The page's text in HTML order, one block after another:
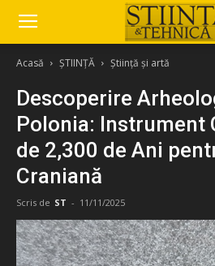
Acasă ȘTIINȚĂ Știință și artă
Descoperire
Polonia: Instrument
de 2,300 de Ani
Craniană
Scris de ST - 11/11/2025